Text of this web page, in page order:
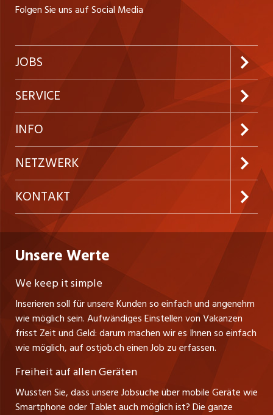
Folgen Sie uns auf Social Media
JOBS
Jobabo abonnieren
Neue Stellen
Festanstellungen
Temporäre Jobs
Freelance Jobs
Praktika
Lehrstellen
Führungspositionen
Management / Kader-Jobs
Berufsgruppen
Top-Regionen
SERVICE
Kundenlogin
Inserieren
Firmen
Personalvermittler
INFO
Preise & Leistungen
AGB
Datenschutzerklärung
Nutzungsbedingungen
Stellenmeldepflicht
Schnittstelle
Impressum
NETZWERK
westjob.at
nicejob.de
myjob.ch
zentraljob.ch
jobbasel.ch
jobbern.ch
jobmittelland.ch
jobzüri.ch
KONTAKT
CH Media Classifieds AG
Fürstenlandstrasse 122
CH-9001 St. Gallen
Tel. +41 71 272 73 80
info@ostjob.ch/inserate@ostjob.ch
Henrik Jasek
Leiter ostjob.ch
Fredy Pillinger
Verkauf und Beratung
Christoph Walzl
Unsere Werte
We keep it simple
Inserieren soll für unsere Kunden so einfach und angenehm
wie möglich sein. Aufwändiges Einstellen von Vakanzen
frisst Zeit und Geld: darum machen wir es Ihnen so einfach
wie möglich, auf ostjob.ch einen Job zu erfassen.
Freiheit auf allen Geräten
Wussten Sie, dass unsere Jobsuche über mobile Geräte wie
Smartphone oder Tablet auch möglich ist? Die ganze